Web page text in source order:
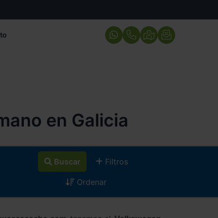
en Galicia
Buscar Filtros
Ordenar